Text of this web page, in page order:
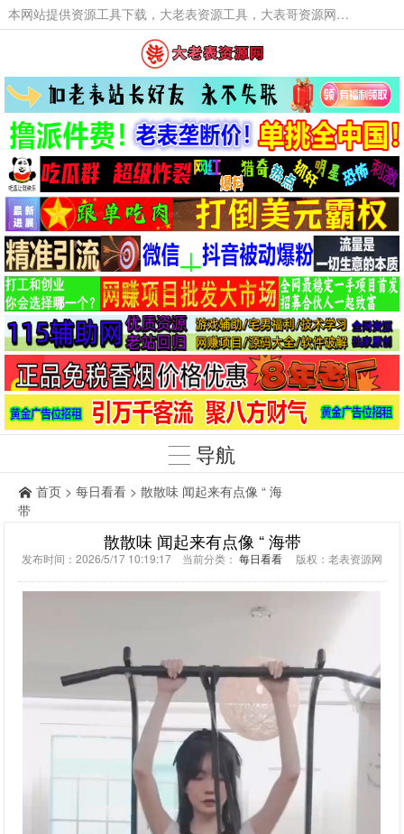
本网站提供资源工具下载，大老表资源工具，大表哥资源网软件工具，大老表资源下载，活动线报福利资源分享,活动线报，大型网游经典游戏，网络热门技术游戏辅助交流与分享。
导航
首页 > 每日看看 > 散散味 闻起来有点像 “ 海
带
散散味 闻起来有点像 “ 海带
发布时间：2026/5/17 10:19:17 当前分类： 每日看看 版权：老表资源网